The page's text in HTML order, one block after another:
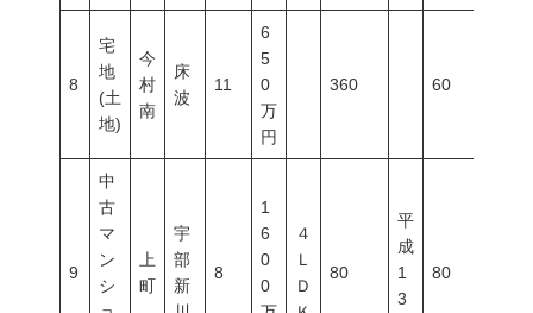
8
宅
地
(土
地)
今
村
南
床
波
11
6
5
0
万
円
360 60
9
中
古
マ
ン
シ
上
町
宇
部
新
8
1
6
0
0
４
Ｌ
Ｄ
80
平
成
1
3
80